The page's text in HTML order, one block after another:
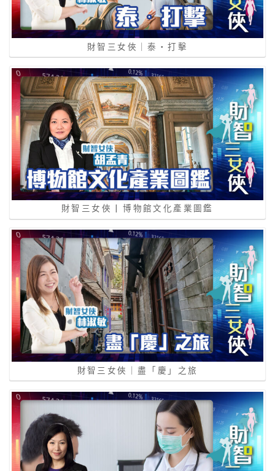
財智三女俠｜泰‧打擊
財智三女俠 | 博物館文化產業圖鑑
財智三女俠｜盡「慶」之旅